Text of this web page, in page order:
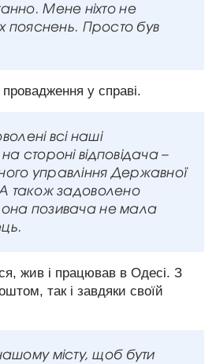
Мене ніхто не
пояснень. Просто був
у справі.
всі наші
стороні відповідача –
управління Державної
А також задоволено
позивача не мала
жив і працював в Одесі. З
так і завдяки своїй
місту, щоб бути